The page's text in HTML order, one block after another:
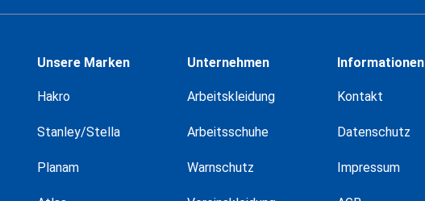
Unsere Marken
Hakro
Stanley/Stella
Planam
Unternehmen
Arbeitskleidung
Arbeitsschuhe
Warnschutz
Informationen
Kontakt
Datenschutz
Impressum